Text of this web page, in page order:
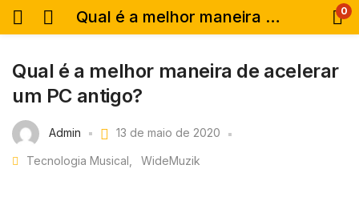
Qual é a melhor maneira de acelerar um PC antigo? 0
Qual é a melhor maneira de acelerar
um PC antigo?
Admin 13 de maio de 2020
Tecnologia Musical WideMuzik